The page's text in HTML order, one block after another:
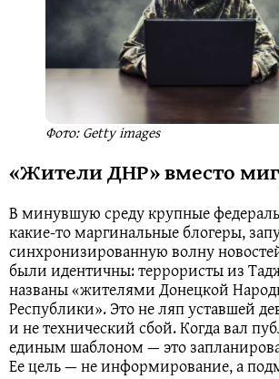
Фото: Getty images
«Жители ДНР» вместо
В минувшую среду крупные
какие-то маргинальные блогеры,
синхронизированную волну
были идентичны: террористы из
названы «жителями Донецкой
Республики». Это не ляп уставшей
и не технический сбой. Когда вал
единым шаблоном — это
Ее цель — не информирование, а